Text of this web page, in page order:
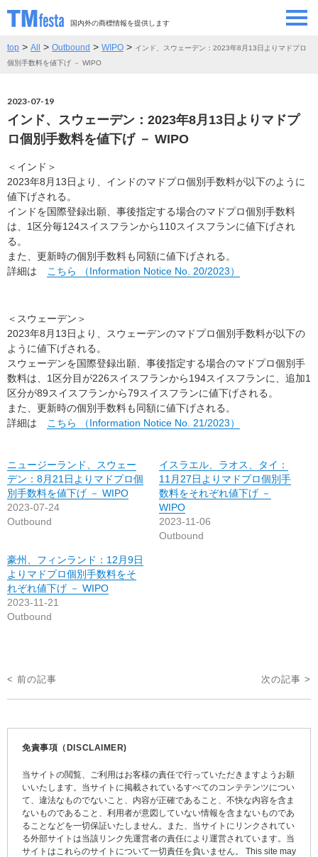
国内外の商標情報を提供します
SEMINAR/EVENT
CONTRIBUTORS 情報提供者
CONTACT お問い合わせ
top > All > Outbound > WIPO > インド、スウェーデン：2023年8月13日よりマドプロ
個別手数料を値下げ － WIPO
2023-07-19
インド、スウェーデン：2023年8月13日よりマドプ
ロ個別手数料を値下げ － WIPO
＜インド＞
2023年8月13日より、インドのマドプロ個別手数料が以下のように
値下げされる。
インドを国際登録出願、事後指定する場合のマドプロ個別手数料
は、1区分毎124スイスフランから110スイスフランに値下げされ
る。
また、更新時の個別手数料も同額に値下げされる。
詳細は
こちら （Information Notice No. 20/2023）
＜スウェーデン＞
2023年8月13日より、スウェーデンのマドプロ個別手数料が以下の
ように値下げされる。
スウェーデンを国際登録出願、事後指定する場合のマドプロ個別手
数料は、1区分目が226スイスフランから194スイスフランに、追加1
区分が89スイスフランから79スイスフランに値下げされる。
また、更新時の個別手数料も同額に値下げされる。
詳細は
こちら （Information Notice No. 21/2023）
ニュージーランド、スウェー
デン：8月21日よりマドプロ個
別手数料を値下げ － WIPO
2023-07-24
Outbound
イスラエル、ラオス、タイ：
11月27日よりマドプロ個別手
数料をそれぞれ値下げ －
WIPO
2023-11-06
Outbound
豪州、フィンランド：12月9日
よりマドプロ個別手数料をそ
れぞれ値下げ － WIPO
2023-11-21
Outbound
投
稿
< 前の記事 次の記事 >
免責事項（DISCLAIMER)
当サイトの閲覧、ご利用はお客様の責任で行っていただきますようお願
いいたします。当サイトに掲載されているすべてのコンテテンツについ
て、違法なものでないこと、内容が正確であること、不快な内容を含ま
ないものであること、利用者が意図していない情報を含まないものであ
ることなどを一切保証いたしません。また、当サイトにリンクされてい
る外部サイトは当該リンク先運営者の責任により運営されています。当
サイトはこれらのサイトについて一切責任を負いません。 This site may